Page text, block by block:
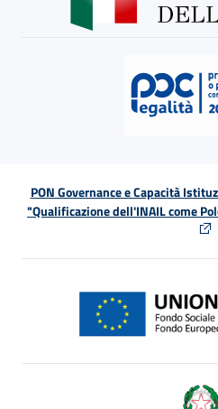
PON Governance e Capacità
"Qualificazione dell'INAIL come